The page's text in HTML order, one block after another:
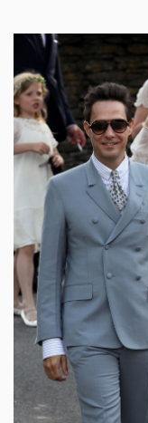
КАТЕГОРИИ
Wine&Dine
Подкасти
Мода
Dialogue
Изкуство